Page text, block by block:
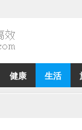
健康 生活